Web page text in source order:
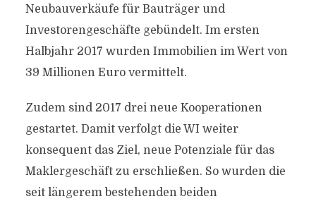
Neubauverkäufe für Bauträger und
Investorengeschäfte gebündelt. Im ersten
Halbjahr 2017 wurden Immobilien im Wert von
39 Millionen Euro vermittelt.
Zudem sind 2017 drei neue Kooperationen
gestartet. Damit verfolgt die WI weiter
konsequent das Ziel, neue Potenziale für das
Maklergeschäft zu erschließen. So wurden die
seit längerem bestehenden beiden